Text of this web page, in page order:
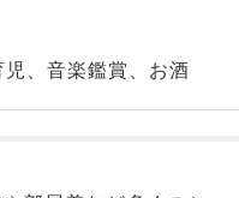
インのパジャマ一覧はこちら
、音楽鑑賞、お酒